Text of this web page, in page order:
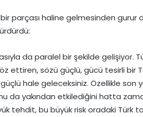
parçası haline gelmesinden gurur
da paralel bir şekilde gelişiyor.
ettiren, sözü güçlü, gücü tesirli bir
hale geleceksiniz. Özellikle son
da yakından etkilediğini hatta
tehdit, bu büyük risk oradaki Türk